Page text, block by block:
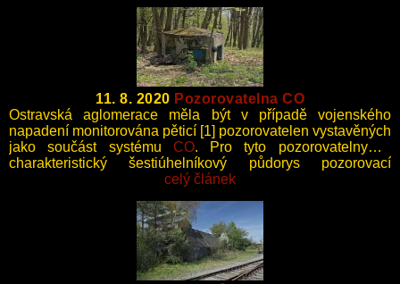
11. 8. 2020 Pozorovatelna CO
Ostravská aglomerace měla být v případě vojenského
napadení monitorována pěticí [1] pozorovatelen vystavěných
jako součást systému CO. Pro tyto pozorovatelny je
charakteristický šestiúhelníkový půdorys pozorovací
celý článek